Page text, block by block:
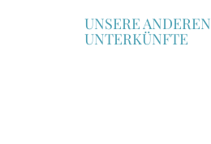
UNSERE ANDEREN
UNTERKÜNFTE